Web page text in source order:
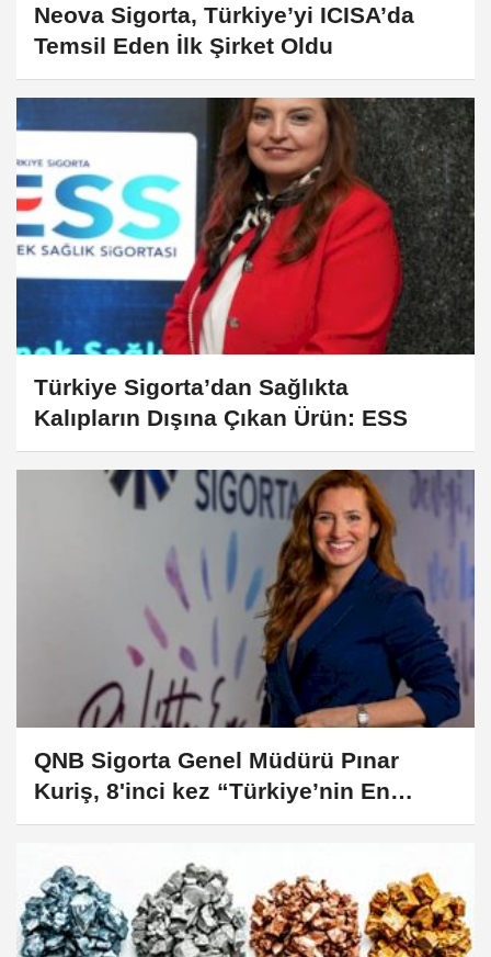
Neova Sigorta, Türkiye’yi ICISA’da
Temsil Eden İlk Şirket Oldu
Türkiye Sigorta’dan Sağlıkta
Kalıpların Dışına Çıkan Ürün: ESS
QNB Sigorta Genel Müdürü Pınar
Kuriş, 8'inci kez “Türkiye’nin En
Güçlü 50 Kadın CEO’su” Listesinde